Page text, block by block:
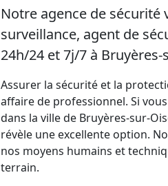
Notre agence de sécurité
surveillance, agent de
24h/24 et 7j/7 à Bruyères-
Assurer la sécurité et la
affaire de professionnel. Si
dans la ville de Bruyères-sur-
révèle une excellente option.
nos moyens humains et
terrain.